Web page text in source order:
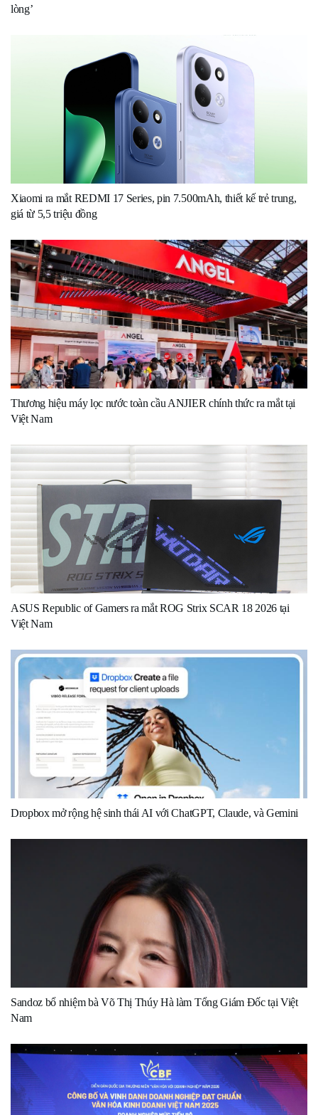
lòng’
Xiaomi ra mắt REDMI 17 Series, pin 7.500mAh, thiết kế trẻ trung,
giá từ 5,5 triệu đồng
Thương hiệu máy lọc nước toàn cầu ANJIER chính thức ra mắt tại
Việt Nam
ASUS Republic of Gamers ra mắt ROG Strix SCAR 18 2026 tại
Việt Nam
Dropbox mở rộng hệ sinh thái AI với ChatGPT, Claude, và Gemini
Sandoz bổ nhiệm bà Võ Thị Thúy Hà làm Tổng Giám Đốc tại Việt
Nam